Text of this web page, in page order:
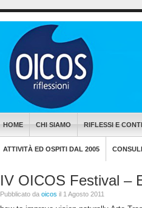
HOME CHI SIAMO RIFLESSI E
ATTIVITÀ ED OSPITI DAL 2005
IV OICOS Festival –
Pubblicato da oicos il 1 Agosto 2011